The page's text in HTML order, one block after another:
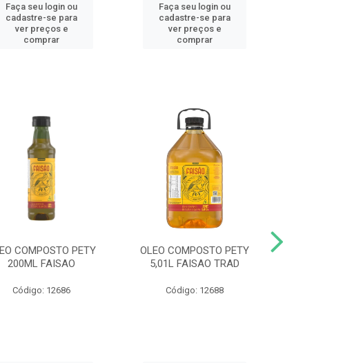
Faça seu login ou
cadastre-se para
ver preços e
comprar
Faça seu login ou
cadastre-se para
ver preços e
comprar
COMPOSTO PETY
200ML FAISAO
Código: 12686
OLEO COMPOSTO PETY
5,01L FAISAO TRAD
Código: 12688